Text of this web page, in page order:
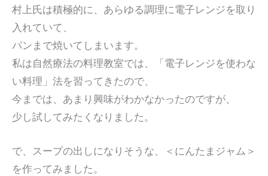
村上氏は積極的に、あらゆる調理に電子レンジを取り
入れていて、
パンまで焼いてしまいます。
私は自然療法の料理教室では、「電子レンジを使わな
い料理」法を習ってきたので、
今までは、あまり興味がわかなかったのですが、
少し試してみたくなりました。
で、スープの出しになりそうな、＜にんたまジャム＞
を作ってみました。